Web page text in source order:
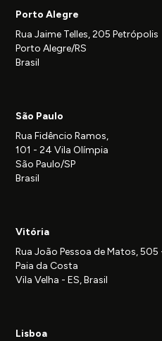
Porto Alegre
Rua Jaime Telles, 205 Petrópolis
Porto Alegre/RS
Brasil
São Paulo
Rua Fidêncio Ramos,
101 - 24 Vila Olímpia
São Paulo/SP
Brasil
Vitória
Rua João Pessoa de Matos,
Paia da Costa
Vila Velha - ES, Brasil
Lisboa